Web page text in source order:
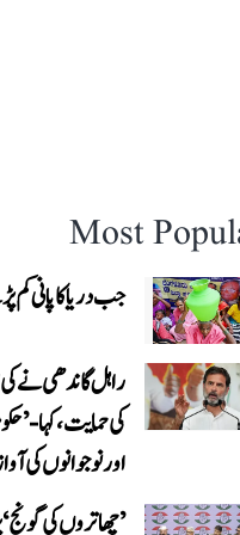
Most
جب دریا کا پانی
راہل گاندھی نے
کی حمایت، کہا-
اور نوجوانوں کی
’چھاتروں کی